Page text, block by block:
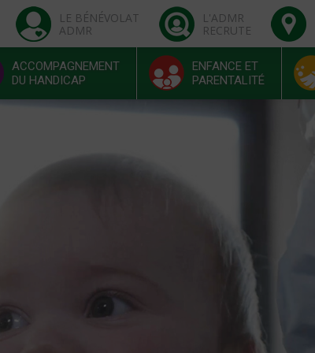
LE BÉNÉVOLAT
ADMR
L'ADMR
RECRUTE
ACCOMPAGNEMENT
DU HANDICAP
ENFANCE ET
PARENTALITÉ